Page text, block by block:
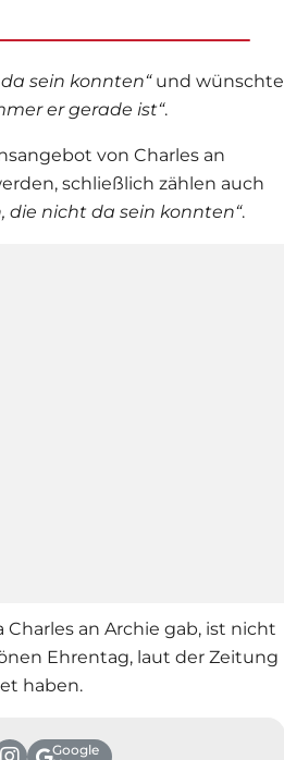
sein konnten“und wünschte
er gerade ist“.
von Charles an
schließlich zählen auch
die nicht da sein konnten“.
an Archie gab, ist nicht
Ehrentag, laut der Zeitung
haben.
Google